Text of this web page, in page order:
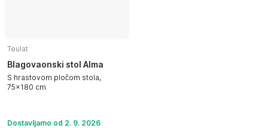
Teulat
Blagovaonski stol Alma
S hrastovom pločom stola,
75x180 cm
Dostavljamo od 2. 9. 2026